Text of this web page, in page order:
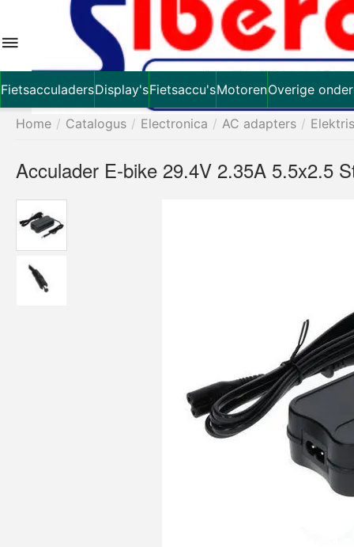
FietsacculadersDisplay'sFietsaccu'sMotorenOverige
Home / Catalogus / Electronica / AC adapters /
Acculader E-bike 29.4V 2.35A 5.5x2.5